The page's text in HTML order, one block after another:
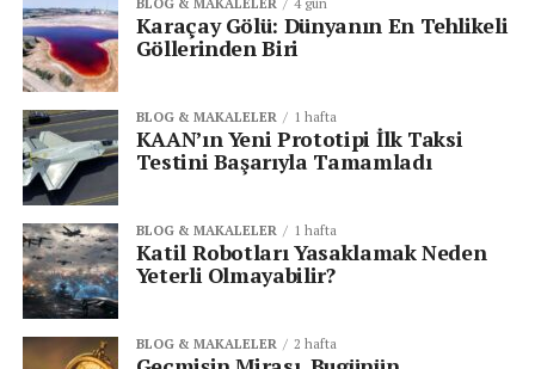
Karaçay Gölü: Dünyanın En Tehlikeli
Göllerinden Biri
BLOG & MAKALELER 1 hafta
KAAN’ın Yeni Prototipi İlk Taksi
Testini Başarıyla Tamamladı
BLOG & MAKALELER 1 hafta
Katil Robotları Yasaklamak Neden
Yeterli Olmayabilir?
BLOG & MAKALELER 2 hafta